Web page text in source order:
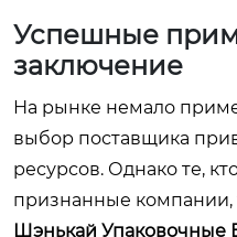
Успешные
заключение
На рынке немало
выбор поставщика
ресурсов. Однако те,
признанные компании,
Шэнькай Упаковочные